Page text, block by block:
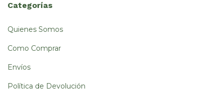
Categorías
Quienes Somos
Como Comprar
Envíos
Política de Devolución